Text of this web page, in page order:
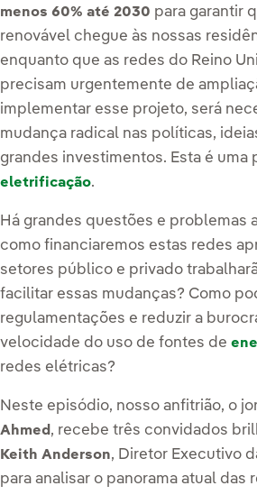
menos 60% até 2030 para garantir
renovável chegue às nossas
enquanto que as redes do Reino
precisam urgentemente de
implementar esse projeto, será
mudança radical nas políticas,
grandes investimentos. Esta é uma
eletrificação.
Há grandes questões e problemas
como financiaremos estas redes
setores público e privado
facilitar essas mudanças? Como
regulamentações e reduzir a
velocidade do uso de fontes de
redes elétricas?
Neste episódio, nosso anfitrião, o
Ahmed, recebe três convidados
Keith Anderson, Diretor Executivo
para analisar o panorama atual das